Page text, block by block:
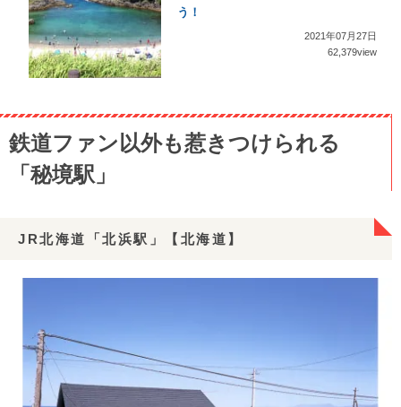
う！
2021年07月27日
62,379view
鉄道ファン以外も惹きつけられる
「秘境駅」
JR北海道「北浜駅」【北海道】